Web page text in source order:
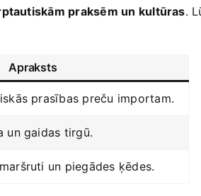
praksēm un kultūras.
Apraksts
prasības preču importam.
⁢un gaidas tirgū.
un piegādes ķēdes.